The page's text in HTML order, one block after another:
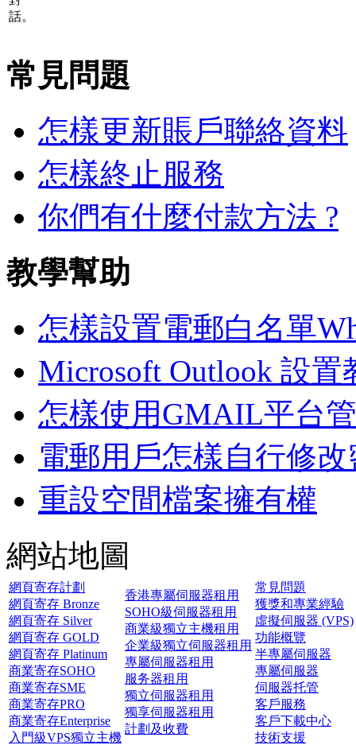
話。
常見問題
怎樣更新賬戶聯絡資料
怎樣終止服務
你們有什麼付款方法 ?
教學幫助
怎樣設置電郵白名單
Microsoft Outlook 設置
怎樣使用GMAIL平台
電郵用戶怎樣自行修改
重設空間檔案擁有權
網站地圖
網頁寄存計劃
網頁寄存 Bronze
網頁寄存 Silver
網頁寄存 GOLD
網頁寄存 Platinum
商業寄存SOHO
商業寄存SME
商業寄存PRO
商業寄存Enterprise
入門級VPS獨立主機
香港專屬伺服器租用
SOHO級伺服器租用
商業級獨立主機租用
企業級獨立伺服器租用
專屬伺服器租用
服务器租用
獨立伺服器租用
獨享伺服器租用
計劃及收費
常見問題
獲獎和專業經驗
虛擬伺服器 (VPS)
功能概覽
半專屬伺服器
專屬伺服器
伺服器托管
客戶服務
客戶下載中心
技術支援